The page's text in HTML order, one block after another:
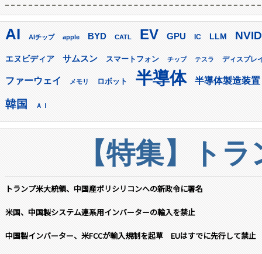
AI AIチップ apple BYD CATL EV GPU IC LLM
エヌビディア サムスン スマートフォン チップ テスラ ディスプレ
ファーウェイ メモリ ロボット 半導体 半導体製造装置
韓国 ＡＩ
【特集】ト
トランプ米大統領、中国産ポリシリコンへの新政令に署名
米国、中国製システム連系用インバーターの輸入を禁止
中国製インバーター、米FCCが輸入規制を起草 EUはすでに先行して禁止